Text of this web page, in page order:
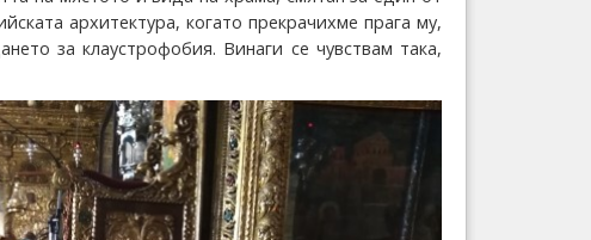
архитектура, когато прекрачихме прага му,
за клаустрофобия. Винаги се чувствам така,